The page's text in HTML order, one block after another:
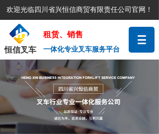
欢迎光临四川省兴恒信商贸有限责任公司官网！
租赁、销售
一体化专业叉车服务平台
十八年专注叉车
机械设备行业
恒信叉车